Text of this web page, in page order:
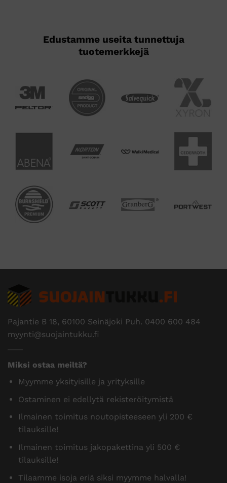
Edustamme useita tunnettuja
tuotemerkkejä
Pajantie B 18, 60100 Seinäjoki Puh. 0400 600 484
myynti@suojaintukku.fi
Miksi ostaa meiltä?
Myymme yksityisille ja yrityksille
Ostaminen ei edellytä rekisteröitymistä
Ilmainen toimitus noutopisteeseen yli 200 €
tilauksille!
Ilmainen toimitus jakopakettina yli 500 €
tilauksille!
Tilaamme isoja eriä siksi myymme halvalla!